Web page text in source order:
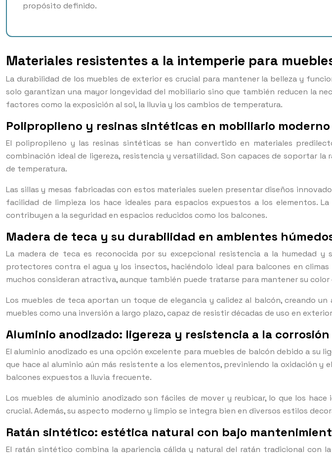
propósito definido.
Materiales resistentes a la intemperie para
La durabilidad de los muebles de exterior es crucial para mantener la belleza y
solo garantizan una mayor longevidad del mobiliario sino que también reducen la
factores como la exposición al sol, la lluvia y los cambios de temperatura.
Polipropileno y resinas sintéticas en mobiliario moderno
El polipropileno y las resinas sintéticas se han convertido en materiales
combinación ideal de ligereza, resistencia y versatilidad. Son capaces de soportar
de temperatura.
Las sillas y mesas fabricadas con estos materiales suelen presentar diseños
facilidad de limpieza los hace ideales para espacios expuestos a los elementos.
contribuyen a la seguridad en espacios reducidos como los balcones.
Madera de teca y su durabilidad en ambientes
La madera de teca es reconocida por su excepcional resistencia a la humedad
protectores contra el agua y los insectos, haciéndolo ideal para balcones en
muchos consideran atractiva, aunque también puede tratarse para mantener su
Los muebles de teca aportan un toque de elegancia y calidez al balcón, creando
muebles como una inversión a largo plazo, capaz de resistir décadas de uso en
Aluminio anodizado: ligereza y resistencia a la corrosión
El aluminio anodizado es una opción excelente para muebles de balcón debido a su
que hace al aluminio aún más resistente a los elementos, previniendo la oxidación
balcones expuestos a lluvia frecuente.
Los muebles de aluminio anodizado son fáciles de mover y reubicar, lo que los
crucial. Además, su aspecto moderno y limpio se integra bien en diversos estilos
Ratán sintético: estética natural con bajo
El ratán sintético combina la apariencia cálida y natural del ratán tradicional con